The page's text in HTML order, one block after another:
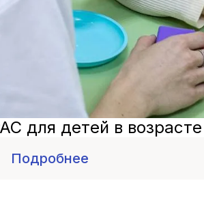
для детей в
Подробнее